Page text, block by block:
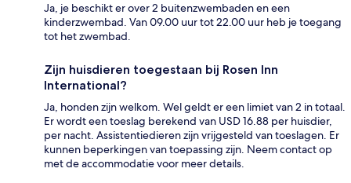
Ja, je beschikt er over 2 buitenzwembaden en een
kinderzwembad. Van 09.00 uur tot 22.00 uur heb je toegang
tot het zwembad.
Zijn huisdieren toegestaan bij Rosen Inn
International?
Ja, honden zijn welkom. Wel geldt er een limiet van 2 in totaal.
Er wordt een toeslag berekend van USD 16.88 per huisdier,
per nacht. Assistentiedieren zijn vrijgesteld van toeslagen. Er
kunnen beperkingen van toepassing zijn. Neem contact op
met de accommodatie voor meer details.